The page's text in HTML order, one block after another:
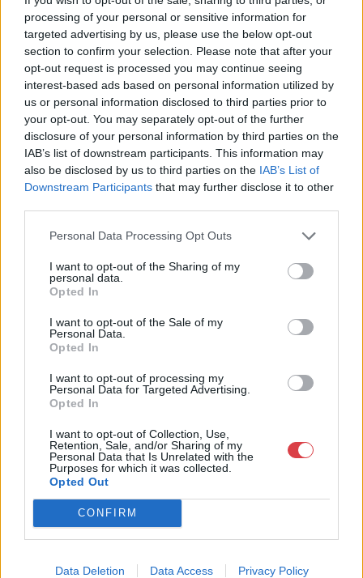
processing of your personal or sensitive information for
targeted advertising by us, please use the below opt-out
section to confirm your selection. Please note that after your
opt-out request is processed you may continue seeing
interest-based ads based on personal information utilized by
us or personal information disclosed to third parties prior to
your opt-out. You may separately opt-out of the further
disclosure of your personal information by third parties on the
IAB’s list of downstream participants. This information may
also be disclosed by us to third parties on the IAB’s List of
Downstream Participants that may further disclose it to other
Personal Data Processing Opt Outs
I want to opt-out of the Sharing of my
personal data.
Opted In
I want to opt-out of the Sale of my
Personal Data.
Opted In
I want to opt-out of processing my
Personal Data for Targeted Advertising.
Opted In
I want to opt-out of Collection, Use,
Retention, Sale, and/or Sharing of my
Personal Data that Is Unrelated with the
Purposes for which it was collected.
Opted Out
CONFIRM
Data Deletion Data Access Privacy Policy
Aukció neve: 109. árverés
Aukció dátuma: 2022.10.02
Aukció ideje: 16:00
Aukció helye: aukcio.net
Tételszám: 29
Eladó adatai
Cím: Vízkeleti Lívia
Budapest
Telefon: +36703805044
Bemutatkozás: Immár közel 30 éve, hogy a Múzeum körúton
elkezdte működését a Mike és Tsa Antikvárium, majd 2010-ben
és megszületett a Mike Portobello Aukciósház. 2022-től saját
oldalunkon bonyolítjuk árverésünket. www.aukcio.net
GALÉRIA TOVÁBBI MŰTÁRGYAI